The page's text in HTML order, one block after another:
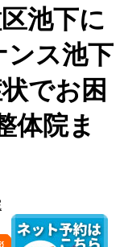
池下に
ンス池下
でお困
体院ま